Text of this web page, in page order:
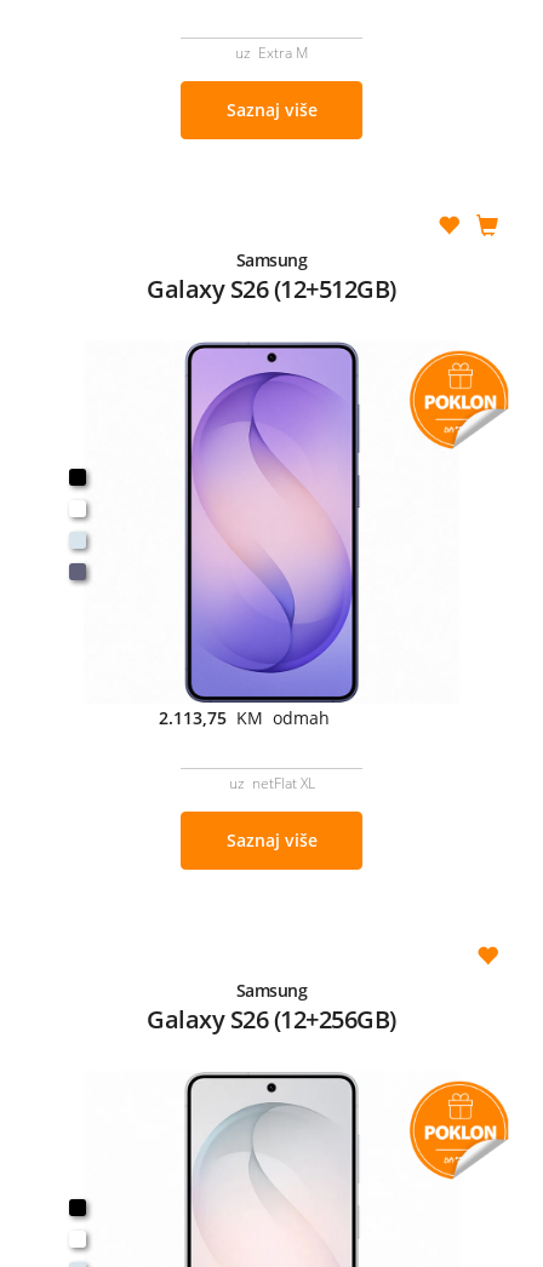
uz Extra M
Saznaj više
Samsung
Galaxy S26 (12+512GB)
2.113,75 KM odmah
uz netFlat XL
Saznaj više
Samsung
Galaxy S26 (12+256GB)